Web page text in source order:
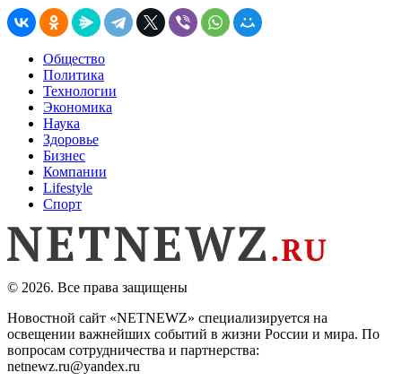
Общество
Политика
Технологии
Экономика
Наука
Здоровье
Бизнес
Компании
Lifestyle
Спорт
© 2026. Все права защищены
Новостной сайт «NETNEWZ» специализируется на
освещении важнейших событий в жизни России и мира. По
вопросам сотрудничества и партнерства:
netnewz.ru@yandex.ru